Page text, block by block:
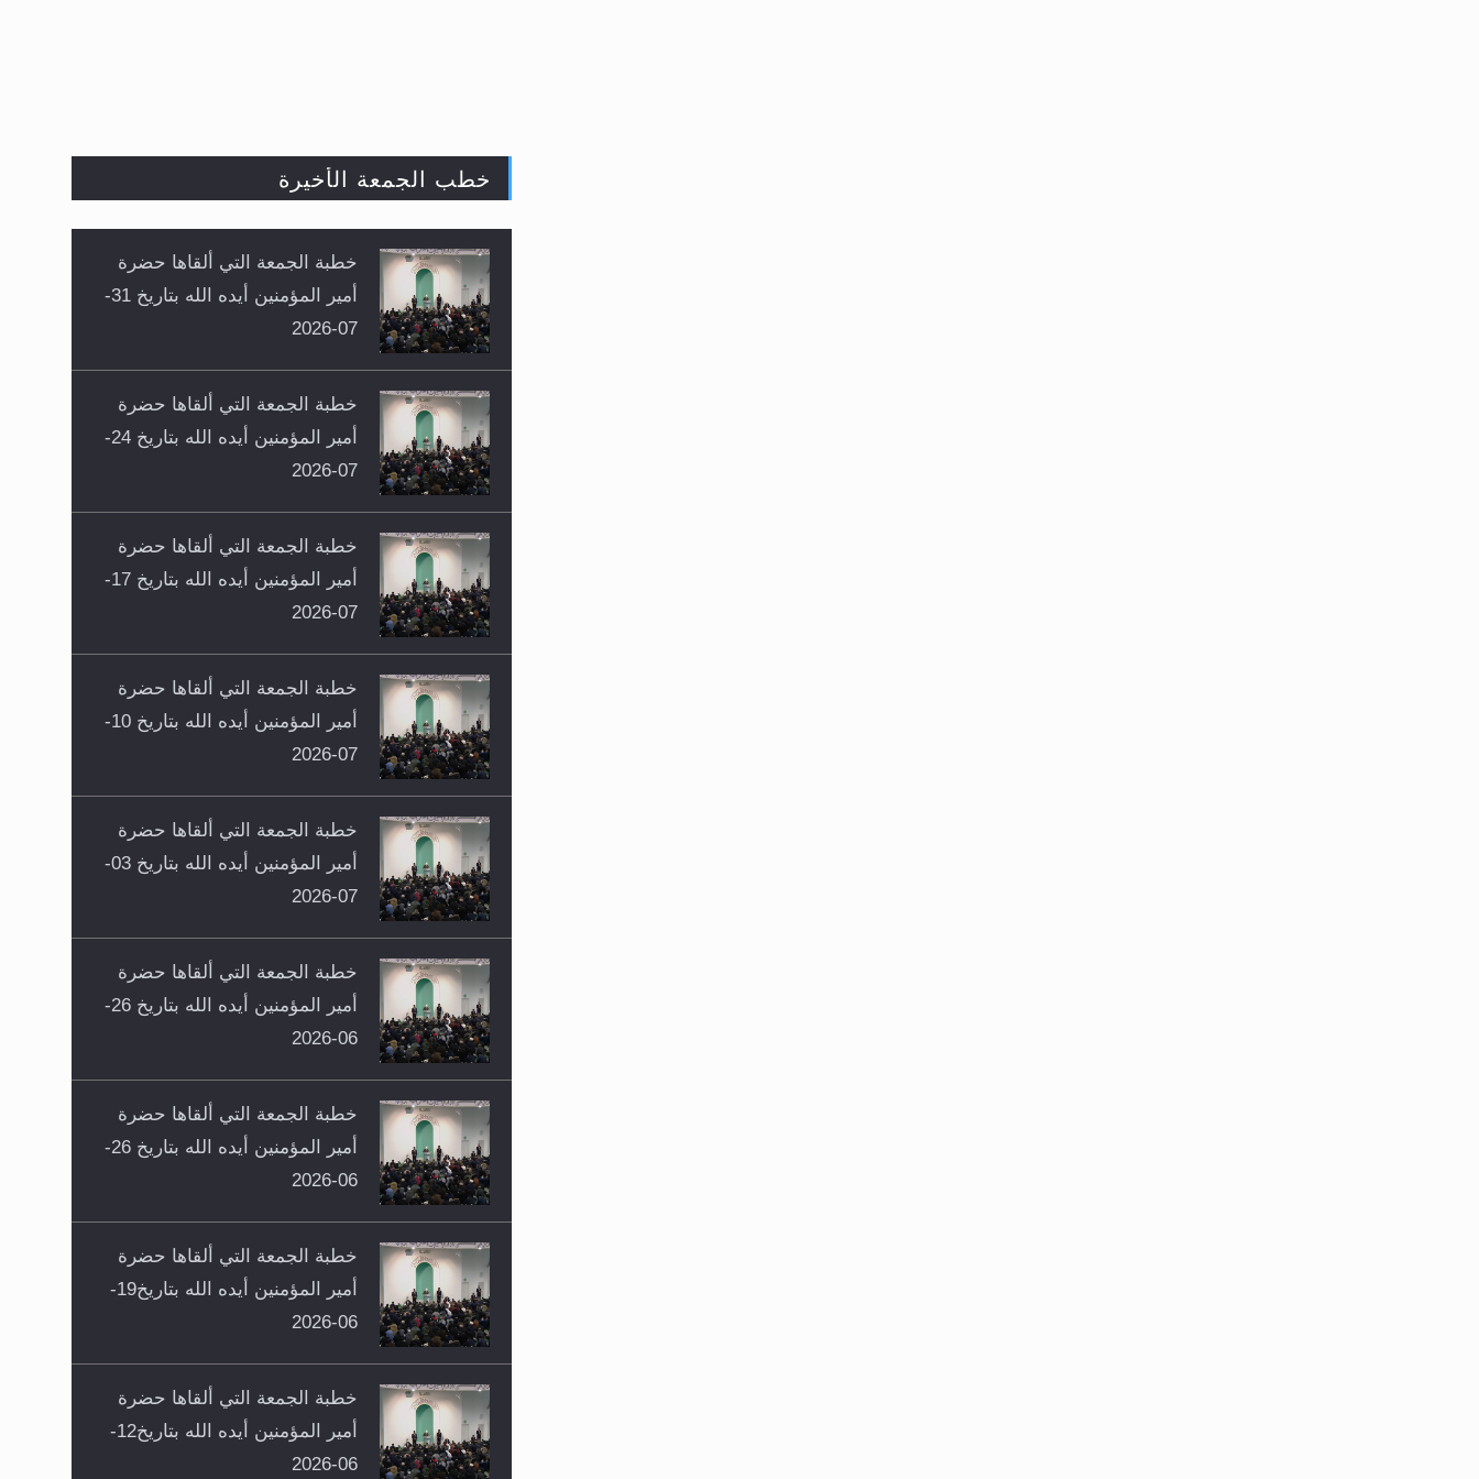
خطب الجمعة الأخيرة
خطبة الجمعة التي ألقاها حضرة
أمير المؤمنين أيده الله بتاريخ 31-
07-2026
خطبة الجمعة التي ألقاها حضرة
أمير المؤمنين أيده الله بتاريخ 24-
07-2026
خطبة الجمعة التي ألقاها حضرة
أمير المؤمنين أيده الله بتاريخ 17-
07-2026
خطبة الجمعة التي ألقاها حضرة
أمير المؤمنين أيده الله بتاريخ 10-
07-2026
خطبة الجمعة التي ألقاها حضرة
أمير المؤمنين أيده الله بتاريخ 03-
07-2026
خطبة الجمعة التي ألقاها حضرة
أمير المؤمنين أيده الله بتاريخ 26-
06-2026
خطبة الجمعة التي ألقاها حضرة
أمير المؤمنين أيده الله بتاريخ 26-
06-2026
خطبة الجمعة التي ألقاها حضرة
أمير المؤمنين أيده الله بتاريخ19-
06-2026
خطبة الجمعة التي ألقاها حضرة
أمير المؤمنين أيده الله بتاريخ12-
06-2026